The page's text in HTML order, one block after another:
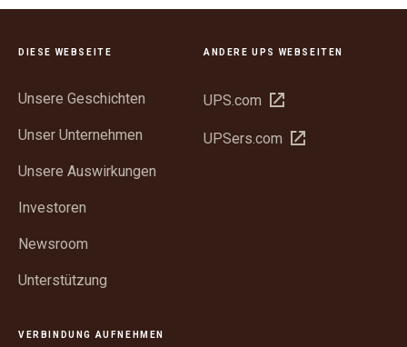
DIESE WEBSEITE
Unsere Geschichten
Unser Unternehmen
Unsere Auswirkungen
Investoren
Newsroom
Unterstützung
ANDERE UPS WEBSEITEN
UPS.com In
Fenster
UPSers.com In
VERBINDUNG AUFNEHMEN